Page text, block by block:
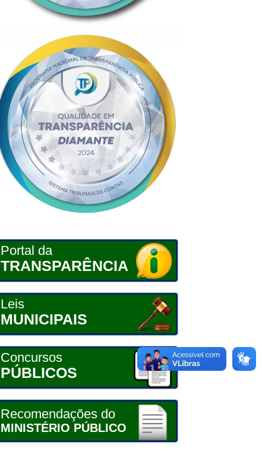
Portal da
TRANSPARÊNCIA
Leis
MUNICIPAIS
Concursos
PÚBLICOS
Recomendações do
MINISTÉRIO PÚBLICO